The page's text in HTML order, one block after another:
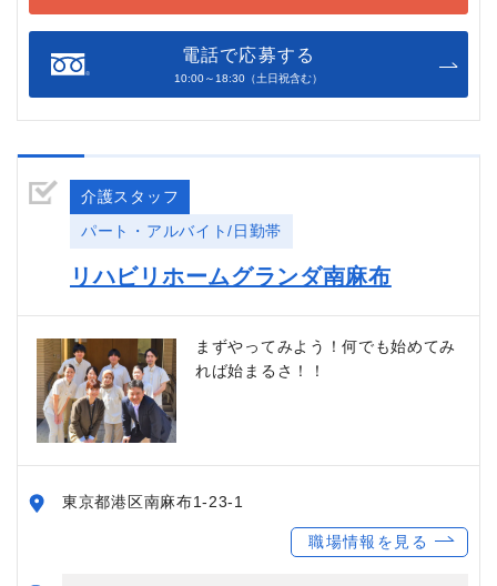
電話で応募する
10:00～18:30（土日祝含む）
介護スタッフ
パート・アルバイト/日勤帯
リハビリホームグランダ南麻布
まずやってみよう！何でも始めてみ
れば始まるさ！！
東京都港区南麻布1-23-1
職場情報を見る